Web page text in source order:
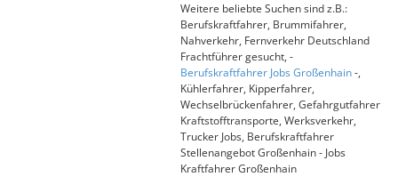
Weitere beliebte Suchen sind z.B.:
Berufskraftfahrer, Brummifahrer,
Nahverkehr, Fernverkehr Deutschland
Frachtführer gesucht, -
Berufskraftfahrer Jobs Großenhain-,
Kühlerfahrer, Kipperfahrer,
Wechselbrückenfahrer, Gefahrgutfahrer
Kraftstofftransporte, Werksverkehr,
Trucker Jobs, Berufskraftfahrer
Stellenangebot Großenhain - Jobs
Kraftfahrer Großenhain